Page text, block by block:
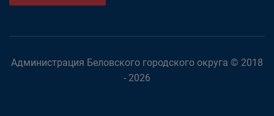
Администрация Беловского городского округа © 2018
- 2026